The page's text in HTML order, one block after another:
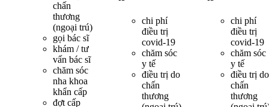
chấn
thương
(ngoại trú)
gọi bác sĩ
khám / tư
vấn bác sĩ
chăm sóc
nha khoa
khẩn cấp
đợt cấp
chi phí
điều trị
covid-19
chăm sóc
y tế
điều trị do
chấn
thương
chi phí
điều trị
covid-19
chăm sóc
y tế
điều trị do
chấn
thương